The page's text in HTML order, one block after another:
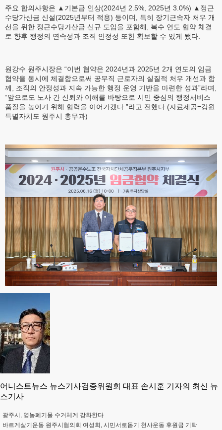
주요 합의사항은 ▲기본급 인상(2024년 2.5%, 2025년 3.0%) ▲정근
수당가산금 신설(2025년부터 적용) 등이며, 특히 장기근속자 처우 개
선을 위한 정근수당가산금 신규 도입을 포함해, 복수 연도 협약 체결
로 향후 행정의 연속성과 조직 안정성 또한 확보할 수 있게 됐다.
원강수 원주시장은 “이번 협약은 2024년과 2025년 2개 연도의 임금
협약을 동시에 체결함으로써 공무직 근로자의 실질적 처우 개선과 함
께, 조직의 안정성과 지속 가능한 행정 운영 기반을 마련한 성과”라며,
“앞으로도 노사 간 신뢰와 이해를 바탕으로 시민 중심의 행정서비스
품질을 높이기 위해 협력을 이어가겠다.”라고 전했다.(자료제공=강원
특별자치도 원주시 총무과)
어니스트뉴스 뉴스기사검증위원회 대표 손시훈 기자의 최신 뉴
스기사
광주시, 영농폐기물 수거체계 강화한다
바르게살기운동 원주시협의회 여성회, 시민서로돕기 천사운동 후원금 기탁